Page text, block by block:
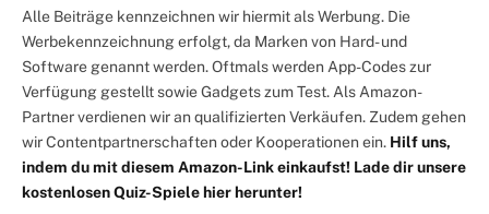
Alle Beiträge kennzeichnen wir hiermit als Werbung. Die
Werbekennzeichnung erfolgt, da Marken von Hard- und
Software genannt werden. Oftmals werden App-Codes zur
Verfügung gestellt sowie Gadgets zum Test. Als Amazon-
Partner verdienen wir an qualifizierten Verkäufen. Zudem gehen
wir Contentpartnerschaften oder Kooperationen ein. Hilf uns,
indem du mit diesem Amazon-Link einkaufst! Lade dir unsere
kostenlosen Quiz-Spiele hier herunter!